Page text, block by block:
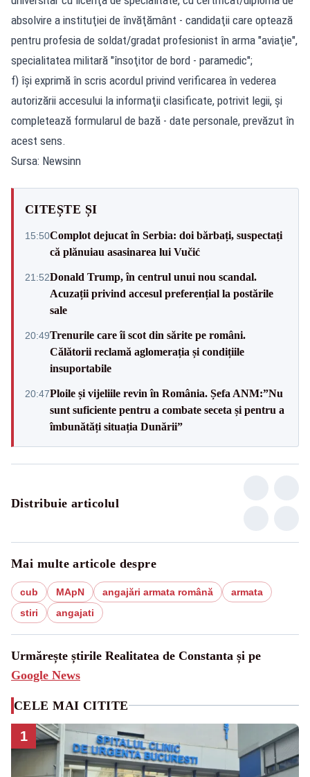
absolvire a instituţiei de învăţământ - candidaţii care optează
pentru profesia de soldat/gradat profesionist în arma "aviaţie",
specialitatea militară "însoţitor de bord - paramedic";
f) îşi exprimă în scris acordul privind verificarea în vederea
autorizării accesului la informaţii clasificate, potrivit legii, şi
completează formularul de bază - date personale, prevăzut în
acest sens.
Sursa: Newsinn
CITEȘTE ȘI
15:50Complot dejucat în Serbia: doi bărbați, suspectați
că plănuiau asasinarea lui Vučić
21:52Donald Trump, în centrul unui nou scandal.
Acuzații privind accesul preferențial la postările
sale
20:49Trenurile care îi scot din sărite pe români.
Călătorii reclamă aglomerația și condițiile
insuportabile
20:47Ploile și vijeliile revin în România. Șefa ANM:”Nu
sunt suficiente pentru a combate seceta și pentru a
îmbunătăți situația Dunării”
Distribuie articolul
Mai multe articole despre
cub MApN angajări armata română
armata
stiri
angajati
Urmărește știrile Realitatea de Constanta și pe
Google News
CELE MAI CITITE
1